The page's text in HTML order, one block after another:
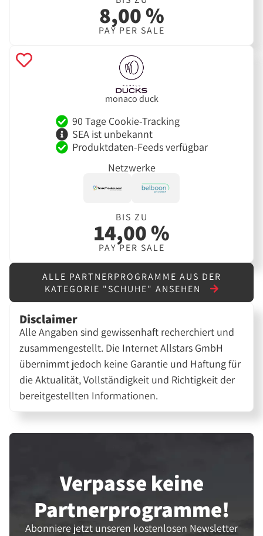
8,00 %
PAY PER SALE
monaco duck
90 Tage Cookie-Tracking
SEA ist unbekannt
Produktdaten-Feeds verfügbar
Netzwerke
BIS ZU
14,00 %
PAY PER SALE
ALLE PARTNERPROGRAMME AUS DER
KATEGORIE "SCHUHE" ANSEHEN
Disclaimer
Alle Angaben sind gewissenhaft recherchiert und
zusammengestellt. Die Internet Allstars GmbH
übernimmt jedoch keine Garantie und Haftung für
die Aktualität, Vollständigkeit und Richtigkeit der
bereitgestellten Informationen.
Verpasse keine
Partner­programme!
Abonniere jetzt unseren kostenlosen Newsletter